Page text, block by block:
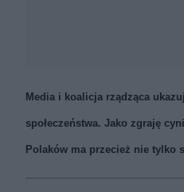
Media i koalicja rządząca
społeczeństwa. Jako zgraję
Polaków ma przecież nie tylko